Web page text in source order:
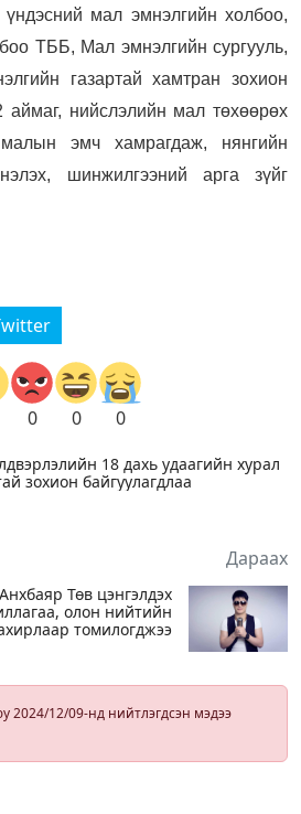
мал эмнэлгийн холбоо,
ТББ, Мал эмнэлгийн сургууль,
газартай хамтран зохион
аймаг, нийслэлийн мал төхөөрөх
эмч хамрагдаж, нянгийн
шинжилгээний арга зүйг
0 0 0
18 дахь удаагийн хурал
зохион байгуулагдлаа
Дараах
Төв цэнгэлдэх
олон нийтийн
томилогджээ
2024/12/09-нд нийтлэгдсэн мэдээ